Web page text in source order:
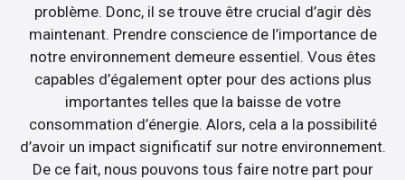
problème. Donc, il se trouve être crucial d’agir dès
maintenant. Prendre conscience de l’importance de
notre environnement demeure essentiel. Vous êtes
capables d’également opter pour des actions plus
importantes telles que la baisse de votre
consommation d’énergie. Alors, cela a la possibilité
d’avoir un impact significatif sur notre environnement.
De ce fait, nous pouvons tous faire notre part pour